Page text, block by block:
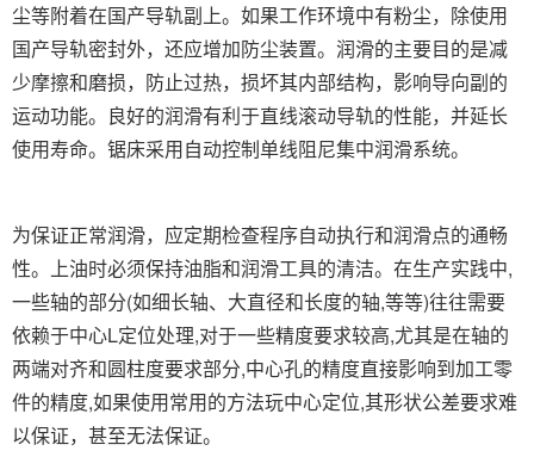
尘等附着在国产导轨副上。 如果工作环境中有粉尘，除使用
国产导轨密封外，还应增加防尘装置。 润滑的主要目的是减
少摩擦和磨损，防止过热，损坏其内部结构，影响导向副的
运动功能。 良好的润滑有利于直线滚动导轨的性能，并延长
使用寿命。 锯床采用自动控制单线阻尼集中润滑系统。
为保证正常润滑，应定期检查程序自动执行和润滑点的通畅
性。 上油时必须保持油脂和润滑工具的清洁。 在生产实践中,
一些轴的部分(如细长轴、大直径和长度的轴,等等)往往需要
依赖于中心L定位处理,对于一些精度要求较高,尤其是在轴的
两端对齐和圆柱度要求部分,中心孔的精度直接影响到加工零
件的精度,如果使用常用的方法玩中心定位,其形状公差要求难
以保证，甚至无法保证。